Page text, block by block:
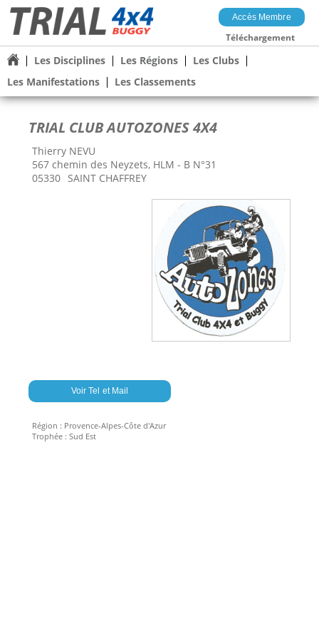
Accès Membre
Téléchargement
Les Disciplines Les Régions
Les Clubs
Les Manifestations
Les Classements
TRIAL CLUB AUTOZONES 4X4
Thierry NEVU
567 chemin des Neyzets, HLM - B N°31
05330 SAINT CHAFFREY
Voir Tel et Mail
Région : Provence-Alpes-Côte d'Azur
Trophée : Sud Est